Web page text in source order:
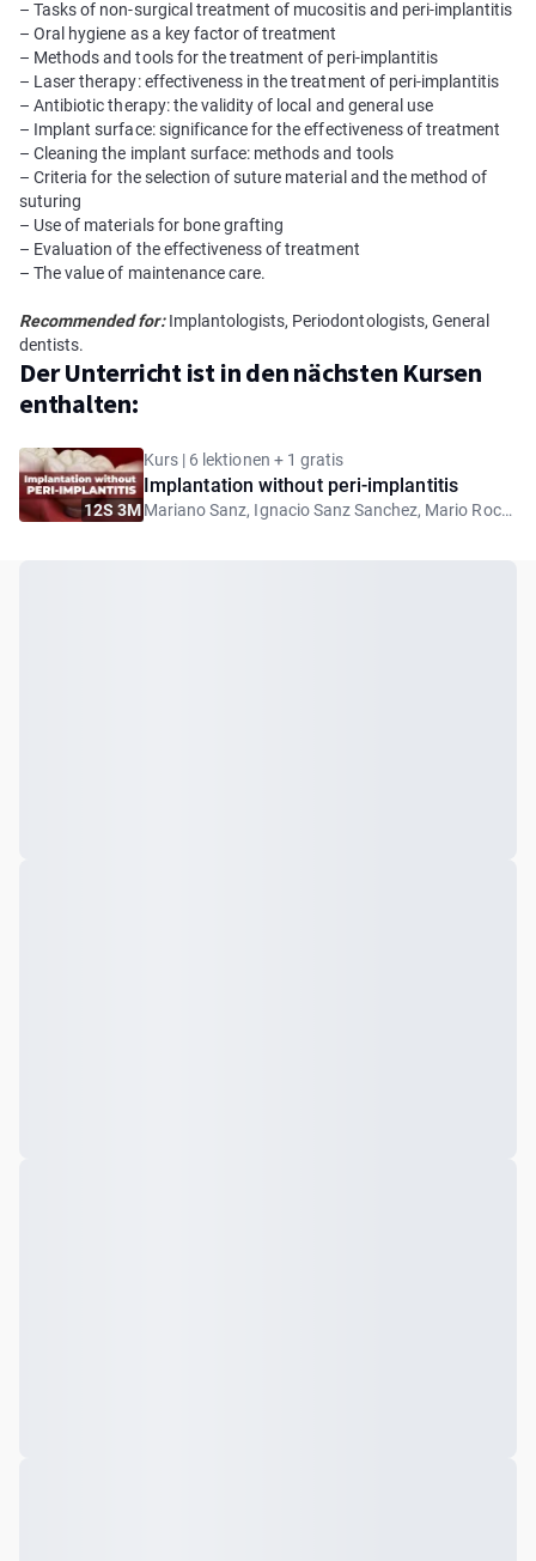
– Tasks of non-surgical treatment of mucositis and peri-implantitis
– Oral hygiene as a key factor of treatment
– Methods and tools for the treatment of peri-implantitis
– Laser therapy: effectiveness in the treatment of peri-implantitis
– Antibiotic therapy: the validity of local and general use
– Implant surface: significance for the effectiveness of treatment
– Cleaning the implant surface: methods and tools
– Criteria for the selection of suture material and the method of
suturing
– Use of materials for bone grafting
– Evaluation of the effectiveness of treatment
– The value of maintenance care.
Recommended for:Implantologists, Periodontologists, General
dentists.
Der Unterricht ist in den nächsten Kursen
enthalten:
12S 3M
Kurs | 6 lektionen + 1 gratis
Implantation without peri-implantitis
Mariano Sanz, Ignacio Sanz Sanchez, Mario Roccuzzo, Stefan Renvert, Marisa Roncati